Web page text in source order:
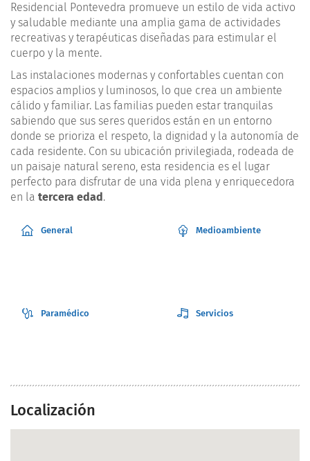
Residencial Pontevedra promueve un estilo de vida activo
y saludable mediante una amplia gama de actividades
recreativas y terapéuticas diseñadas para estimular el
cuerpo y la mente.
Las instalaciones modernas y confortables cuentan con
espacios amplios y luminosos, lo que crea un ambiente
cálido y familiar. Las familias pueden estar tranquilas
sabiendo que sus seres queridos están en un entorno
donde se prioriza el respeto, la dignidad y la autonomía de
cada residente. Con su ubicación privilegiada, rodeada de
un paisaje natural sereno, esta residencia es el lugar
perfecto para disfrutar de una vida plena y enriquecedora
en la tercera edad .
General Medioambiente
Paramédico Servicios
Localización